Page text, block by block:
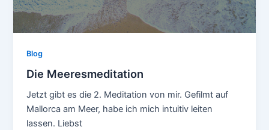
Blog
Die Meeresmeditation
Jetzt gibt es die 2. Meditation von mir. Gefilmt auf
Mallorca am Meer, habe ich mich intuitiv leiten
lassen. Liebst